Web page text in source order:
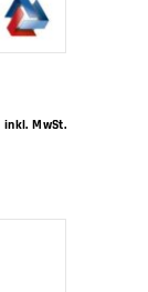
inkl. MwSt.